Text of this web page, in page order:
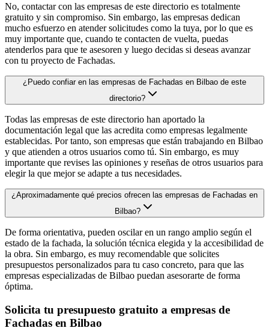
No, contactar con las empresas de este directorio es totalmente
gratuito y sin compromiso. Sin embargo, las empresas dedican
mucho esfuerzo en atender solicitudes como la tuya, por lo que es
muy importante que, cuando te contacten de vuelta, puedas
atenderlos para que te asesoren y luego decidas si deseas avanzar
con tu proyecto de Fachadas.
¿Puedo confiar en las empresas de Fachadas en Bilbao de este
directorio?
Todas las empresas de este directorio han aportado la
documentación legal que las acredita como empresas legalmente
establecidas. Por tanto, son empresas que están trabajando en Bilbao
y que atienden a otros usuarios como tú. Sin embargo, es muy
importante que revises las opiniones y reseñas de otros usuarios para
elegir la que mejor se adapte a tus necesidades.
¿Aproximadamente qué precios ofrecen las empresas de Fachadas en
Bilbao?
De forma orientativa, pueden oscilar en un rango amplio según el
estado de la fachada, la solución técnica elegida y la accesibilidad de
la obra. Sin embargo, es muy recomendable que solicites
presupuestos personalizados para tu caso concreto, para que las
empresas especializadas de Bilbao puedan asesorarte de forma
óptima.
Solicita tu presupuesto gratuito a empresas de
Fachadas en Bilbao